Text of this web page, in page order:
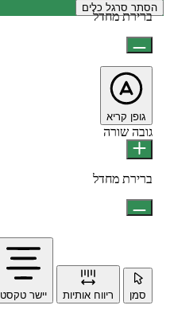
הסתר סרגל כלים
ברירת מחדל
גופן קריא
גובה שורה
ברירת מחדל
סמן ריווח אותיות יישר טקסט